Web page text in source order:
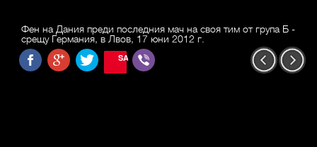
Фен на Дания преди последния мач на своя тим от група Б -
срещу Германия, в Лвов, 17 юни 2012 г.
SAVE